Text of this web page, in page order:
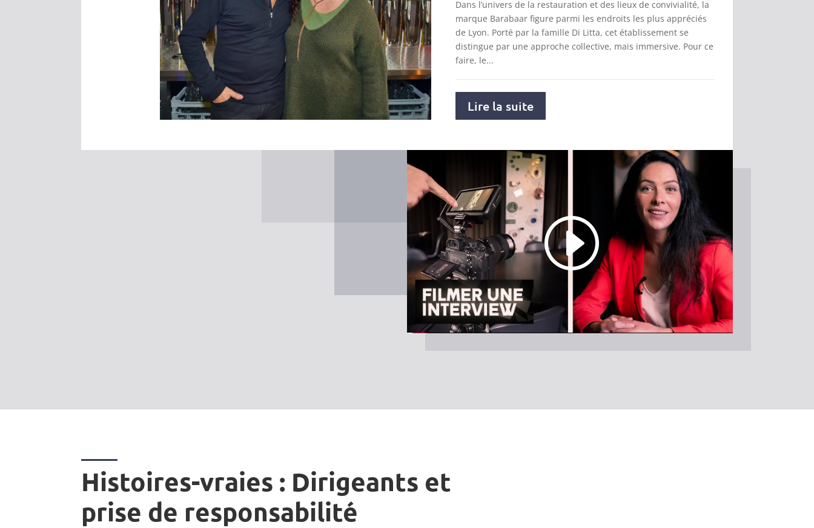
Dans l’univers de la restauration et des lieux de convivialité, la
marque Barabaar figure parmi les endroits les plus appréciés
de Lyon. Porté par la famille Di Litta, cet établissement se
distingue par une approche collective, mais immersive. Pour ce
faire, le...
Lire la suite
Histoires-vraies : Dirigeants et
prise de responsabilité